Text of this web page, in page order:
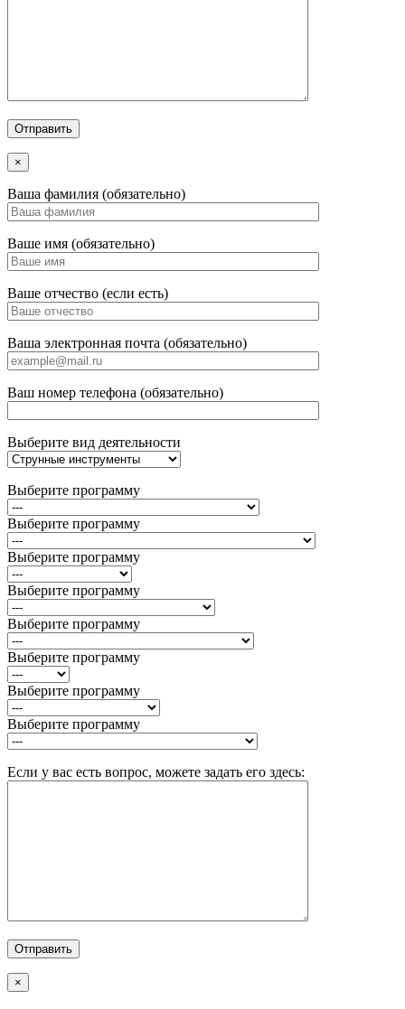
×
Ваша фамилия (обязательно)
Ваше имя (обязательно)
Ваше отчество (если есть)
Ваша электронная почта (обязательно)
Ваш номер телефона (обязательно)
Выберите вид деятельности
Выберите программу
Выберите программу
Выберите программу
Выберите программу
Выберите программу
Выберите программу
Выберите программу
Выберите программу
Если у вас есть вопрос, можете задать его здесь:
×